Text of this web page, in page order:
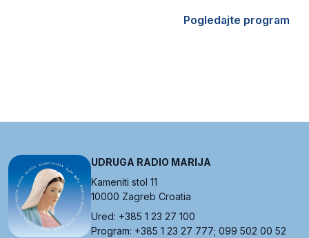
Pogledajte program
UDRUGA RADIO MARIJA
Kameniti stol 11
10000 Zagreb Croatia
Ured: +385 1 23 27 100
Program: +385 1 23 27 777; 099 502 00 52